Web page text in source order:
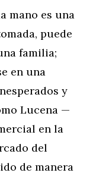
mano es una
puede
familia;
en una
y
Lucena —
en la
del
de manera